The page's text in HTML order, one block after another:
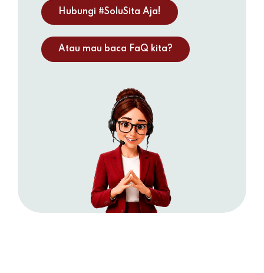
Hubungi #SoluSita Aja!
Atau mau baca FaQ kita?